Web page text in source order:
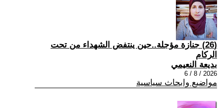
(26) جنازة مؤجلة..حين ينتفض الشهداء من تحت
الركام
بديعة النعيمي
2026 / 8 / 6
مواضيع وابحاث سياسية